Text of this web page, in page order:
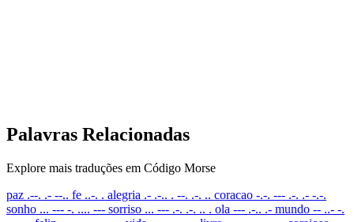
Palavras Relacionadas
Explore mais traduções em Código Morse
paz .--. .- --.. fe ..-. . alegria .- .-.. . --. .-. .. coracao -.-. --- .-. .- -.-.
sonho ... --- -. .... --- sorriso ... --- .-. .-. .. . ola --- .-.. .- mundo -- ..- -.